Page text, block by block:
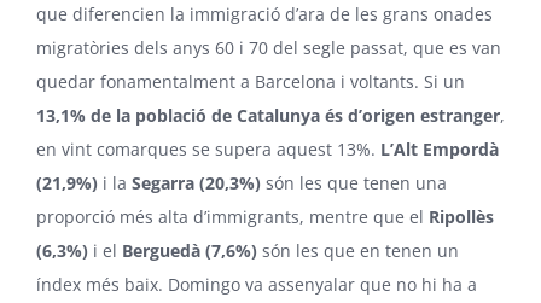
que diferencien la immigració d’ara de les grans onades
migratòries dels anys 60 i 70 del segle passat, que es van
quedar fonamentalment a Barcelona i voltants. Si un
13,1% de la població de Catalunya és d’origen estranger,
en vint comarques se supera aquest 13%. L’Alt Empordà
(21,9%) i la Segarra (20,3%) són les que tenen una
proporció més alta d’immigrants, mentre que el Ripollès
(6,3%) i el Berguedà (7,6%) són les que en tenen un
índex més baix. Domingo va assenyalar que no hi ha a